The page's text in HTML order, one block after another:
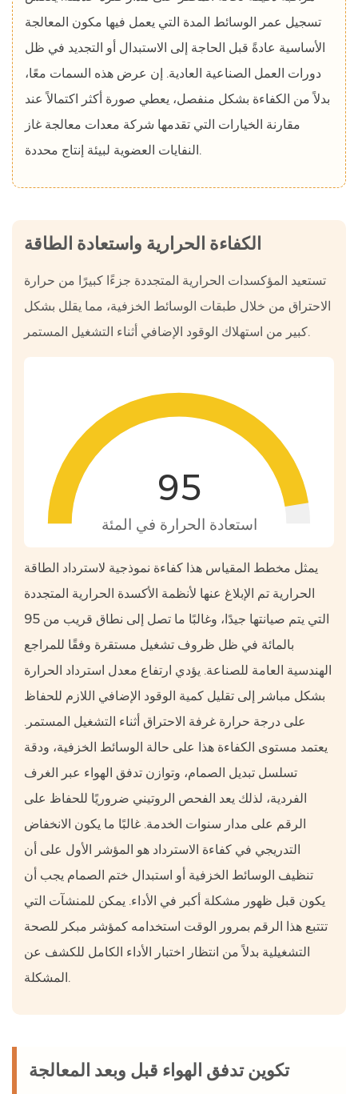
تسجيل عمر الوسائط المدة التي يعمل فيها مكون المعالجة
الأساسية عادةً قبل الحاجة إلى الاستبدال أو التجديد في ظل
دورات العمل الصناعية العادية. إن عرض هذه السمات معًا،
بدلاً من الكفاءة بشكل منفصل، يعطي صورة أكثر اكتمالاً عند
مقارنة الخيارات التي تقدمها شركة معدات معالجة غاز
النفايات العضوية لبيئة إنتاج محددة.
الكفاءة الحرارية واستعادة الطاقة
تستعيد المؤكسدات الحرارية المتجددة جزءًا كبيرًا من حرارة
الاحتراق من خلال طبقات الوسائط الخزفية، مما يقلل بشكل
كبير من استهلاك الوقود الإضافي أثناء التشغيل المستمر.
95
استعادة الحرارة في المئة
يمثل مخطط المقياس هذا كفاءة نموذجية لاسترداد الطاقة
الحرارية تم الإبلاغ عنها لأنظمة الأكسدة الحرارية المتجددة
التي يتم صيانتها جيدًا، وغالبًا ما تصل إلى نطاق قريب من 95
بالمائة في ظل ظروف تشغيل مستقرة وفقًا للمراجع
الهندسية العامة للصناعة. يؤدي ارتفاع معدل استرداد الحرارة
بشكل مباشر إلى تقليل كمية الوقود الإضافي اللازم للحفاظ
على درجة حرارة غرفة الاحتراق أثناء التشغيل المستمر.
يعتمد مستوى الكفاءة هذا على حالة الوسائط الخزفية، ودقة
تسلسل تبديل الصمام، وتوازن تدفق الهواء عبر الغرف
الفردية، لذلك يعد الفحص الروتيني ضروريًا للحفاظ على
الرقم على مدار سنوات الخدمة. غالبًا ما يكون الانخفاض
التدريجي في كفاءة الاسترداد هو المؤشر الأول على أن
تنظيف الوسائط الخزفية أو استبدال ختم الصمام يجب أن
يكون قبل ظهور مشكلة أكبر في الأداء. يمكن للمنشآت التي
تتتبع هذا الرقم بمرور الوقت استخدامه كمؤشر مبكر للصحة
التشغيلية بدلاً من انتظار اختبار الأداء الكامل للكشف عن
المشكلة.
تكوين تدفق الهواء قبل وبعد المعالجة